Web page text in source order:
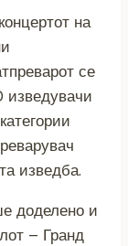
на
се
изведувачи
изведба.
доделено и
– Гранд